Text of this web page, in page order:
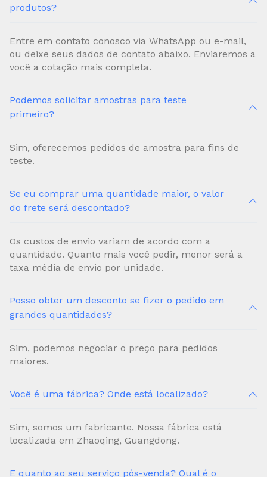
produtos?
Entre em contato conosco via WhatsApp ou e-mail,
ou deixe seus dados de contato abaixo. Enviaremos a
você a cotação mais completa.
Podemos solicitar amostras para teste
primeiro?
Sim, oferecemos pedidos de amostra para fins de
teste.
Se eu comprar uma quantidade maior, o valor
do frete será descontado?
Os custos de envio variam de acordo com a
quantidade. Quanto mais você pedir, menor será a
taxa média de envio por unidade.
Posso obter um desconto se fizer o pedido em
grandes quantidades?
Sim, podemos negociar o preço para pedidos
maiores.
Você é uma fábrica? Onde está localizado?
Sim, somos um fabricante. Nossa fábrica está
localizada em Zhaoqing, Guangdong.
E quanto ao seu serviço pós-venda? Qual é o